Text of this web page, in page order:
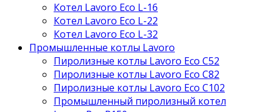
Котел Lavoro Eco L-16
Котел Lavoro Eco L-22
Котел Lavoro Eco L-32
Промышленные котлы Lavoro
Пиролизные котлы Lavoro Eco С52
Пиролизные котлы Lavoro Eco С82
Пиролизные котлы Lavoro Eco С102
Промышленный пиролизный котел